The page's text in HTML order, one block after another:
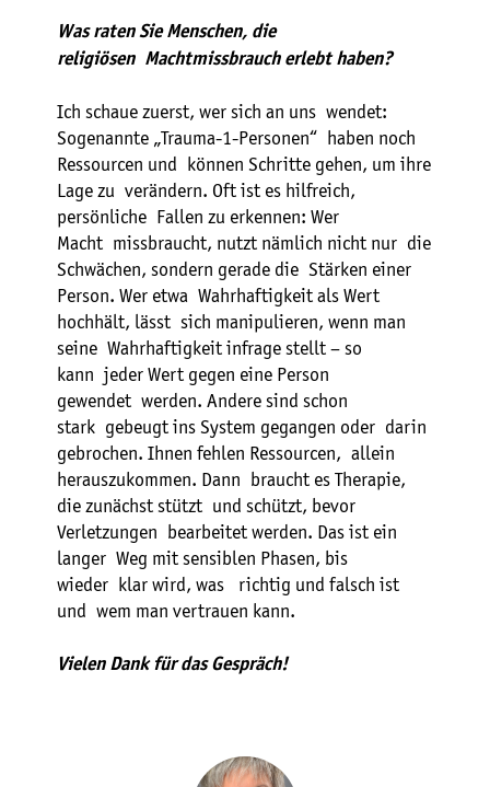
Was raten Sie Menschen, die
religiösen Machtmissbrauch erlebt haben?
Ich schaue zuerst, wer sich an uns wendet:
Sogenannte „Trauma-1-Personen“ haben noch
Ressourcen und können Schritte gehen, um ihre
Lage zu verändern. Oft ist es hilfreich,
persönliche Fallen zu erkennen: Wer
Macht missbraucht, nutzt nämlich nicht nur die
Schwächen, sondern gerade die Stärken einer
Person. Wer etwa Wahrhaftigkeit als Wert
hochhält, lässt sich manipulieren, wenn man
seine Wahrhaftigkeit infrage stellt – so
kann jeder Wert gegen eine Person
gewendet werden. Andere sind schon
stark gebeugt ins System gegangen oder darin
gebrochen. Ihnen fehlen Ressourcen, allein
herauszukommen. Dann braucht es Therapie,
die zunächst stützt und schützt, bevor
Verletzungen bearbeitet werden. Das ist ein
langer Weg mit sensiblen Phasen, bis
wieder klar wird, was richtig und falsch ist
und wem man vertrauen kann.
Vielen Dank für das Gespräch!